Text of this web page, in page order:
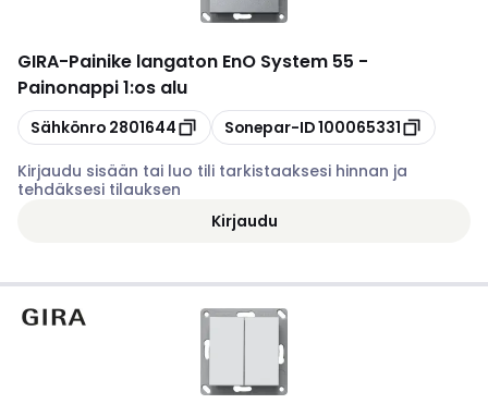
GIRA-Painike langaton EnO System 55 -
Painonappi 1:os alu
Kopioi
Sähkönro 2801644 Kopioi
Sonepar-ID100065331
Kirjaudu sisään tai luo tili tarkistaaksesi hinnan ja
tehdäksesi tilauksen
Kirjaudu